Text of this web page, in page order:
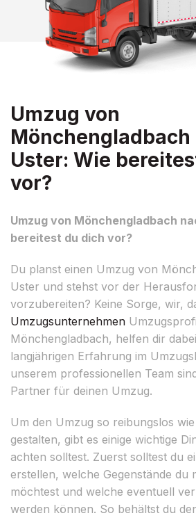
Umzug von
Mönchengladbach
Uster: Wie
vor?
Umzug von Mönchengladbach
bereitest du dich vor?
Du planst einen Umzug von
Uster und stehst vor der
vorzubereiten? Keine Sorge, wir,
Umzugsunternehmen
Mönchengladbach, helfen dir
langjährigen Erfahrung im
unserem professionellen Team
Partner für deinen Umzug.
Um den Umzug so reibungslos
gestalten, gibt es einige wichtige
achten solltest. Zuerst solltest du
erstellen, welche Gegenstände du
möchtest und welche eventuell
werden können. So behältst du